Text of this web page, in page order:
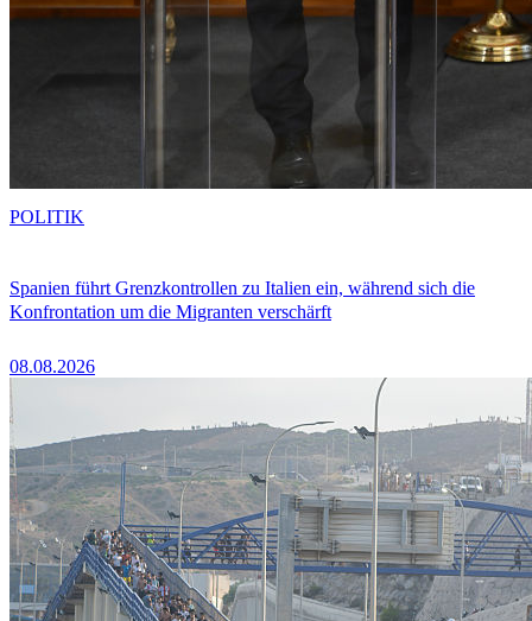
Spanien führt Grenzkontrollen zu Italien ein, während sich die
Konfrontation um die Migranten verschärft
08.08.2026
POLITIK